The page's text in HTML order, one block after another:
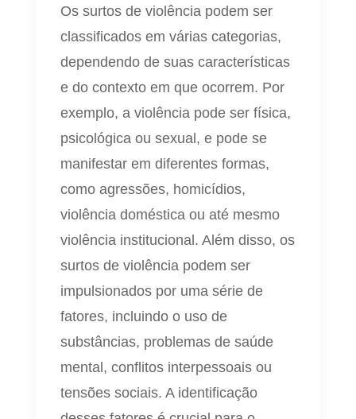
Os surtos de violência podem ser
classificados em várias categorias,
dependendo de suas características
e do contexto em que ocorrem. Por
exemplo, a violência pode ser física,
psicológica ou sexual, e pode se
manifestar em diferentes formas,
como agressões, homicídios,
violência doméstica ou até mesmo
violência institucional. Além disso, os
surtos de violência podem ser
impulsionados por uma série de
fatores, incluindo o uso de
substâncias, problemas de saúde
mental, conflitos interpessoais ou
tensões sociais. A identificação